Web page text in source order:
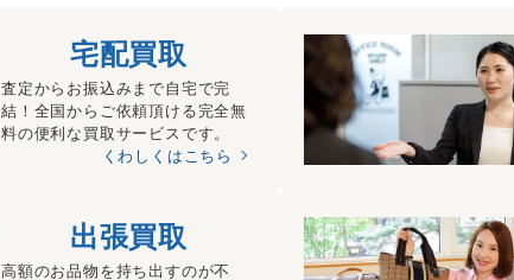
宅配買取
査定からお振込みまで自宅で完
結！全国からご依頼頂ける完全無
料の便利な買取サービスです。
くわしくはこちら
出張買取
高額のお品物を持ち出すのが不